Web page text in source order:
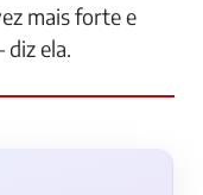
mais forte e
diz ela.